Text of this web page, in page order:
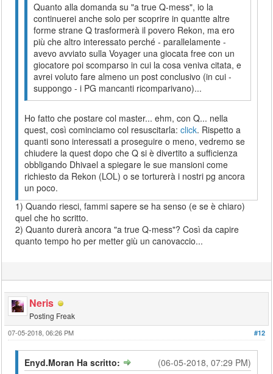
Quanto alla domanda su"a true Q-mess", io la
continuerei anche solo per scoprire in quantte altre
forme strane Q trasformerà il povero Rekon, ma ero
più che altro interessato perché - parallelamente -
avevo avviato sulla Voyager una giocata free con un
giocatore poi scomparso in cui la cosa veniva citata, e
avrei voluto fare almeno un post conclusivo (in cui -
suppongo - i PG mancanti ricomparivano)...
Ho fatto che postare col master... ehm, con Q... nella
quest, così cominciamo col resuscitarla:click. Rispetto a
quanti sono interessati a proseguire o meno, vedremo se
chiudere la quest dopo che Q si è divertito a sufficienza
obbligando Dhivael a spiegare le sue mansioni come
richiesto da Rekon (LOL) o se torturerà i nostri pg ancora
un poco.
1) Quando riesci, fammi sapere se ha senso (e se è chiaro)
quel che ho scritto.
2) Quanto durerà ancora "a true Q-mess"? Così da capire
quanto tempo ho per metter giù un canovaccio...
Neris
Posting Freak
#12
07-05-2018, 06:26 PM
(06-05-2018, 07:29 PM)
Enyd.Moran Ha scritto: